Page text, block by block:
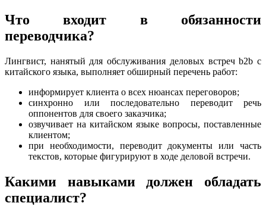
Что входит в обязанности
переводчика?
Лингвист, нанятый для обслуживания деловых встреч b2b с
китайского языка, выполняет обширный перечень работ:
информирует клиента о всех нюансах переговоров;
синхронно или последовательно переводит речь
оппонентов для своего заказчика;
озвучивает на китайском языке вопросы, поставленные
клиентом;
при необходимости, переводит документы или часть
текстов, которые фигурируют в ходе деловой встречи.
Какими навыками должен обладать
специалист?